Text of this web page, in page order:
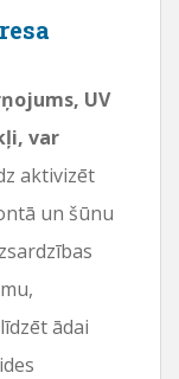
UV
var
aktivizēt
un šūnu
ādai